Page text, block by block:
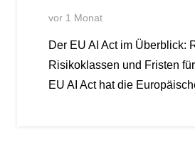
vor 1 Monat
Der EU AI Act im Überblick:
Risikoklassen und Fristen
EU AI Act hat die